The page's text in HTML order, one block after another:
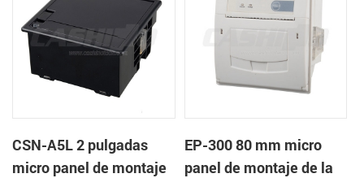
CSN-A5L 2 pulgadas
micro panel de montaje
EP-300 80 mm micro
panel de montaje de la